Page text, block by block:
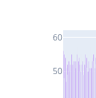
50
60